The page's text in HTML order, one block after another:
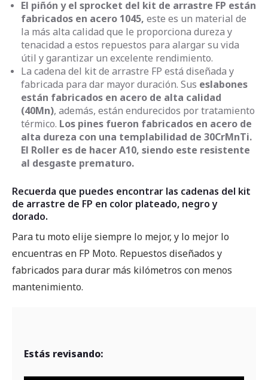
El piñón y el sprocket del kit de arrastre FP están
fabricados en acero 1045, este es un material de
la más alta calidad que le proporciona dureza y
tenacidad a estos repuestos para alargar su vida
útil y garantizar un excelente rendimiento.
La cadena del kit de arrastre FP está diseñada y
fabricada para dar mayor duración. Sus eslabones
están fabricados en acero de alta calidad
(40Mn), además, están endurecidos por tratamiento
térmico. Los pines fueron fabricados en acero de
alta dureza con una templabilidad de 30CrMnTi.
El Roller es de hacer A10, siendo este resistente
al desgaste prematuro.
Recuerda que puedes encontrar las cadenas del kit
de arrastre de FP en color plateado, negro y
dorado.
Para tu moto elije siempre lo mejor, y lo mejor lo
encuentras en FP Moto. Repuestos diseñados y
fabricados para durar más kilómetros con menos
mantenimiento.
Estás revisando: